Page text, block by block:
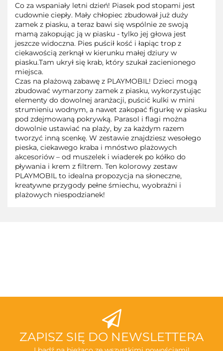
Co za wspaniały letni dzień! Piasek pod stopami jest
cudownie ciepły. Mały chłopiec zbudował już duży
zamek z piasku, a teraz bawi się wspólnie ze swoją
mamą zakopując ją w piasku - tylko jej głowa jest
jeszcze widoczna. Pies puścił kość i łapiąc trop z
ciekawością zerknął w kierunku małej dziury w
piasku.Tam ukrył się krab, który szukał zacienionego
miejsca.
Czas na plażową zabawę z PLAYMOBIL! Dzieci mogą
zbudować wymarzony zamek z piasku, wykorzystując
elementy do dowolnej aranżacji, puścić kulki w mini
strumieniu wodnym, a nawet zakopać figurkę w piasku
pod zdejmowaną pokrywką. Parasol i flagi można
dowolnie ustawiać na plaży, by za każdym razem
tworzyć inną scenkę. W zestawie znajdziesz wesołego
pieska, ciekawego kraba i mnóstwo plażowych
akcesoriów – od muszelek i wiaderek po kółko do
pływania i krem z filtrem. Ten kolorowy zestaw
PLAYMOBIL to idealna propozycja na słoneczne,
kreatywne przygody pełne śmiechu, wyobraźni i
plażowych niespodzianek!
ABAKUS
ZAPISZ SIĘ DO NEWSLETTERA